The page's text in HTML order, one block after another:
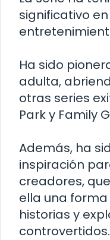
significativo
Ha sido
adulta,
otras series
Park y Family
Además, ha
inspiración
creadores,
ella una
historias y
controvertidos.